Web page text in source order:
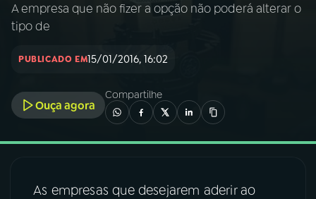
AO VIVO
INÍCIO
A RÁDIO
03PROGRAMAÇÃO
04PROGRAMAS
A empresa que não fizer a opção não poderá alterar o
tipo de
PUBLICADO EM15/01/2016, 16:02
Ouça agora
Compartilhe
As empresas que desejarem aderir ao